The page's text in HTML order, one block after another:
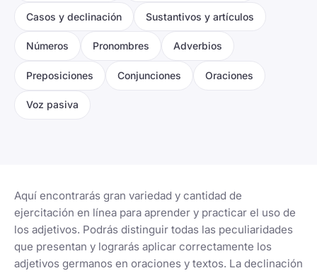
Casos y declinación Sustantivos y artículos
Números Pronombres Adverbios
Preposiciones Conjunciones Oraciones
Voz pasiva
Aquí encontrarás gran variedad y cantidad de
ejercitación en línea para aprender y practicar el uso de
los adjetivos. Podrás distinguir todas las peculiaridades
que presentan y lograrás aplicar correctamente los
adjetivos germanos en oraciones y textos. La declinación